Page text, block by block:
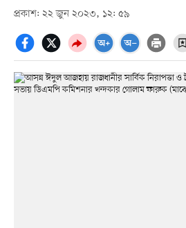
প্রকাশ: ২২ জুন ২০২৩, ১২: ৫৯